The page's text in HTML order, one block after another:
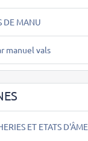
DE MANU
manuel vals
ET ETATS D'ÂME